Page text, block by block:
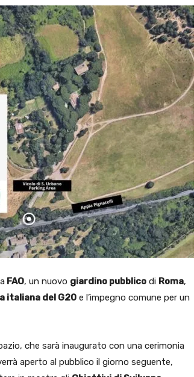
FAO, un nuovo giardino pubblico di Roma,
italiana del G20 e l’impegno comune per un
che sarà inaugurato con una cerimonia
aperto al pubblico il giorno seguente,